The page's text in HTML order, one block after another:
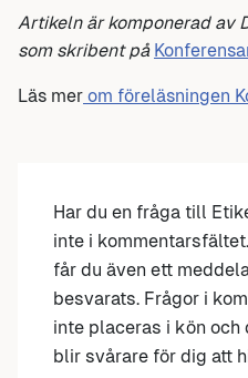
Artikeln är komponerad av
som skribent på
Läs mer om föreläsningen
Har du en fråga till
inte i kommentarsfältet.
får du även ett
besvarats. Frågor i
inte placeras i kön
blir svårare för dig att